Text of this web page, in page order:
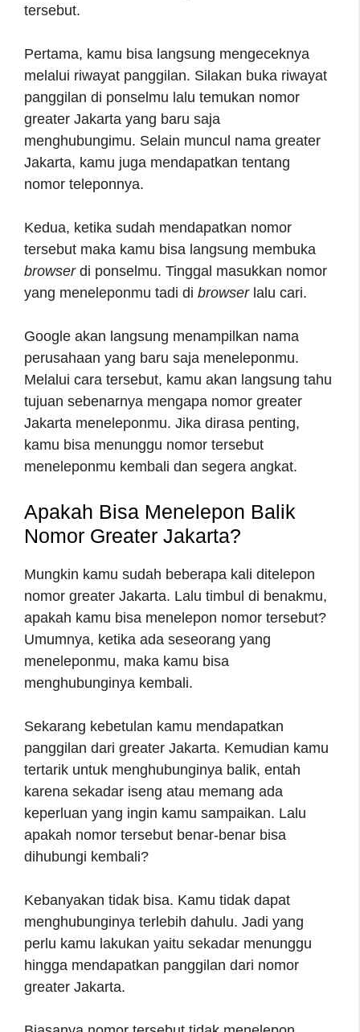
tersebut.
Pertama, kamu bisa langsung mengeceknya
melalui riwayat panggilan. Silakan buka riwayat
panggilan di ponselmu lalu temukan nomor
greater Jakarta yang baru saja
menghubungimu. Selain muncul nama greater
Jakarta, kamu juga mendapatkan tentang
nomor teleponnya.
Kedua, ketika sudah mendapatkan nomor
tersebut maka kamu bisa langsung membuka
browserdi ponselmu. Tinggal masukkan nomor
yang meneleponmu tadi di browserlalu cari.
Google akan langsung menampilkan nama
perusahaan yang baru saja meneleponmu.
Melalui cara tersebut, kamu akan langsung tahu
tujuan sebenarnya mengapa nomor greater
Jakarta meneleponmu. Jika dirasa penting,
kamu bisa menunggu nomor tersebut
meneleponmu kembali dan segera angkat.
Apakah Bisa Menelepon Balik
Nomor Greater Jakarta?
Mungkin kamu sudah beberapa kali ditelepon
nomor greater Jakarta. Lalu timbul di benakmu,
apakah kamu bisa menelepon nomor tersebut?
Umumnya, ketika ada seseorang yang
meneleponmu, maka kamu bisa
menghubunginya kembali.
Sekarang kebetulan kamu mendapatkan
panggilan dari greater Jakarta. Kemudian kamu
tertarik untuk menghubunginya balik, entah
karena sekadar iseng atau memang ada
keperluan yang ingin kamu sampaikan. Lalu
apakah nomor tersebut benar-benar bisa
dihubungi kembali?
Kebanyakan tidak bisa. Kamu tidak dapat
menghubunginya terlebih dahulu. Jadi yang
perlu kamu lakukan yaitu sekadar menunggu
hingga mendapatkan panggilan dari nomor
greater Jakarta.